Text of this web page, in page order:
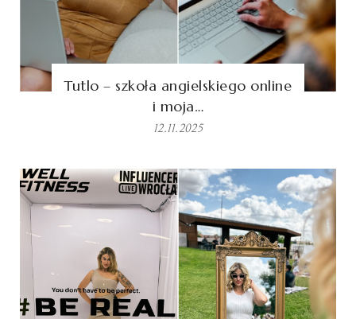
Tutlo – szkoła angielskiego online
i moja…
12.11.2025